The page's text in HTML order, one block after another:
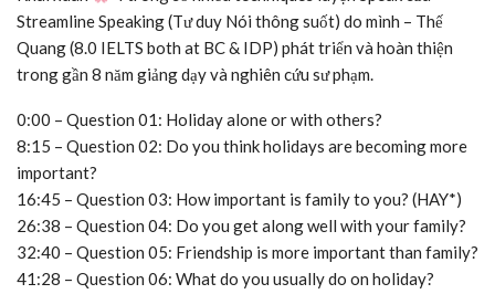
Streamline Speaking (Tư duy Nói thông suốt) do mình – Thế
Quang (8.0 IELTS both at BC & IDP) phát triển và hoàn thiện
trong gần 8 năm giảng dạy và nghiên cứu sư phạm.
0:00 – Question 01: Holiday alone or with others?
8:15 – Question 02: Do you think holidays are becoming more
important?
16:45 – Question 03: How important is family to you? (HAY*)
26:38 – Question 04: Do you get along well with your family?
32:40 – Question 05: Friendship is more important than family?
41:28 – Question 06: What do you usually do on holiday?